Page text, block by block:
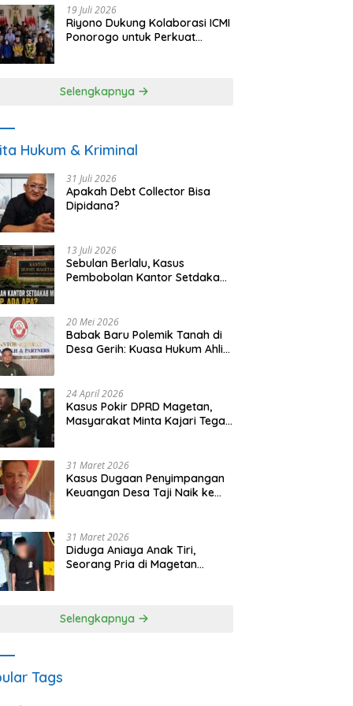
19 Juli 2026
Riyono Dukung Kolaborasi ICMI
Ponorogo untuk Perkuat
Selengkapnya
Hukum & Kriminal
31 Juli 2026
Apakah Debt Collector Bisa
Dipidana?
13 Juli 2026
Sebulan Berlalu, Kasus
Pembobolan Kantor Setdakab
20 Mei 2026
Babak Baru Polemik Tanah di
Desa Gerih: Kuasa Hukum Ahli
24 April 2026
Kasus Pokir DPRD Magetan,
Masyarakat Minta Kajari Tegak
31 Maret 2026
Kasus Dugaan Penyimpangan
Keuangan Desa Taji Naik ke
31 Maret 2026
Diduga Aniaya Anak Tiri,
Seorang Pria di Magetan
Selengkapnya
Tags